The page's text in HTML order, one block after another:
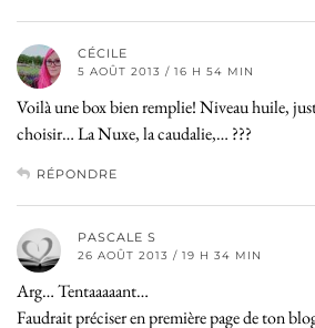
CÉCILE
5 AOÛT 2013 / 16 H 54 MIN
Voilà une box bien remplie! Niveau huile,
choisir… La Nuxe, la caudalie,… ???
RÉPONDRE
PASCALE S
26 AOÛT 2013 / 19 H 34 MIN
Arg… Tentaaaaant…
Faudrait préciser en première page de ton